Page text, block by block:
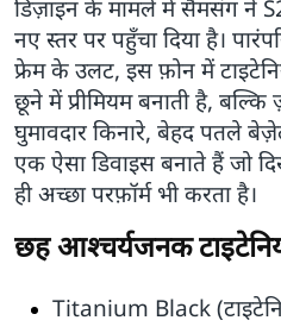
डिज़ाइन के मामले में सैमसंग ने
नए स्तर पर पहुँचा दिया है।
फ्रेम के उलट, इस फ़ोन में
छूने में प्रीमियम बनाती है, बल्कि
घुमावदार किनारे, बेहद पतले
एक ऐसा डिवाइस बनाते हैं जो
ही अच्छा परफ़ॉर्म भी करता है।
छह आश्चर्यजनक
Titanium Black